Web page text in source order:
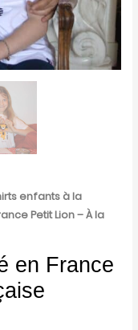
enfants à la
Petit Lion – À la
en France